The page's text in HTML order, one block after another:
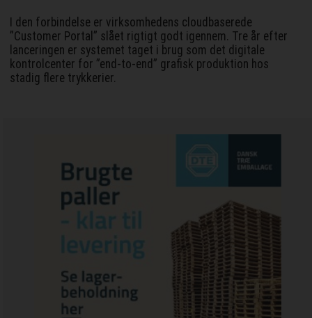
I den forbindelse er virksomhedens cloudbaserede
”Customer Portal” slået rigtigt godt igennem. Tre år efter
lanceringen er systemet taget i brug som det digitale
kontrolcenter for ”end-to-end” grafisk produktion hos
stadig flere trykkerier.